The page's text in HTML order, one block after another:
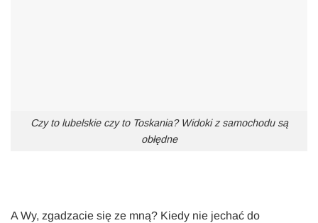
Czy to lubelskie czy to Toskania? Widoki z samochodu są
obłędne
A Wy, zgadzacie się ze mną? Kiedy nie jechać do